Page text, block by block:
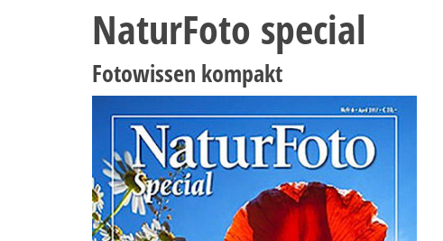
NaturFoto special
Fotowissen kompakt